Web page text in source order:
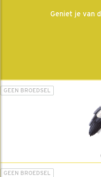
Geniet je van
GEEN BROEDSEL
GEEN BROEDSEL